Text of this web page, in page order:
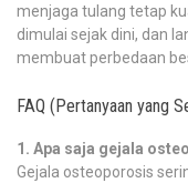
menjaga tulang tetap
dimulai sejak dini, dan
membuat perbedaan
FAQ (Pertanyaan yang
1. Apa saja gejala
Gejala osteoporosis